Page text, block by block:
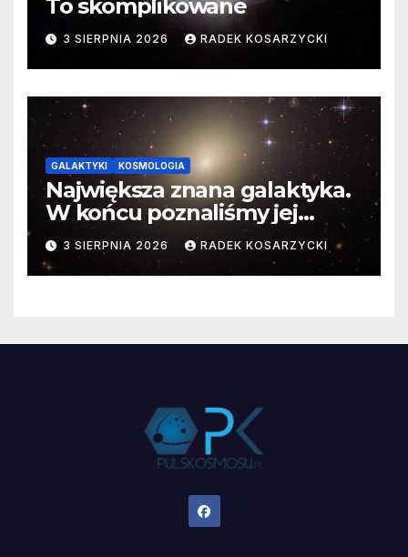
To skomplikowane
3 SIERPNIA 2026 RADEK KOSARZYCKI
GALAKTYKI KOSMOLOGIA
Największa znana galaktyka.
W końcu poznaliśmy jej
faktyczne wymiary
3 SIERPNIA 2026 RADEK KOSARZYCKI